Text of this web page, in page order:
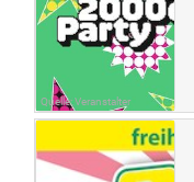
Quelle: Veranstalter